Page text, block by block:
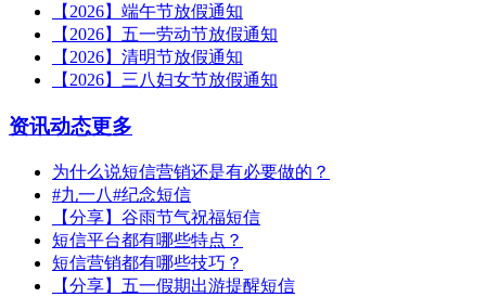
【2026】端午节放假通知
【2026】五一劳动节放假通知
【2026】清明节放假通知
【2026】三八妇女节放假通知
资讯动态更多
为什么说短信营销还是有必要做的？
#九一八#纪念短信
【分享】谷雨节气祝福短信
短信平台都有哪些特点？
短信营销都有哪些技巧？
【分享】五一假期出游提醒短信